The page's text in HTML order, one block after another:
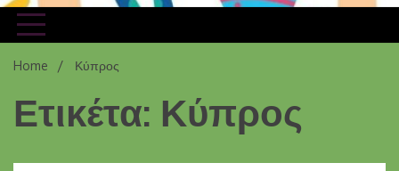
Home Κύπρος
Ετικέτα: Κύπρος